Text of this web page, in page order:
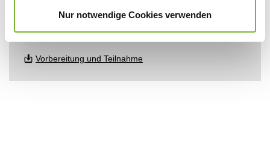
Nur notwendige Cookies verwenden
Registrierung und Beitritt
Vorbereitung und Teilnahme